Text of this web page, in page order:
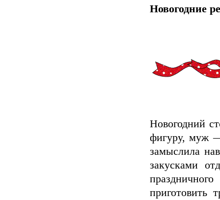
Новогодние
Новогодний
фигуру, муж
замыслила
закусками
приготовить